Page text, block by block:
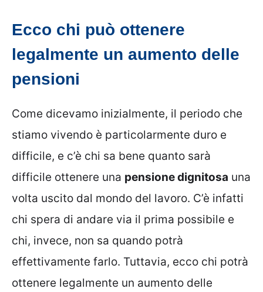
Ecco chi può ottenere
legalmente un aumento delle
pensioni
Come dicevamo inizialmente, il periodo che
stiamo vivendo è particolarmente duro e
difficile, e c’è chi sa bene quanto sarà
difficile ottenere una pensione dignitosa una
volta uscito dal mondo del lavoro. C’è infatti
chi spera di andare via il prima possibile e
chi, invece, non sa quando potrà
effettivamente farlo. Tuttavia, ecco chi potrà
ottenere legalmente un aumento delle